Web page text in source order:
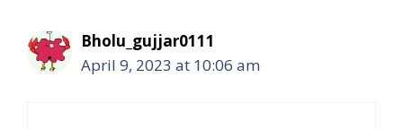
Bholu_gujjar0111
April 9, 2023 at 10:06 am